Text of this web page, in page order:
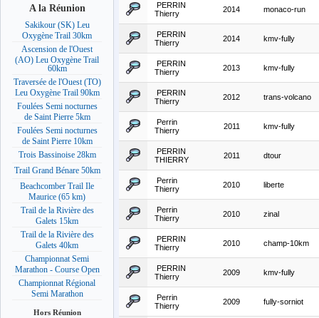
A la Réunion
Sakikour (SK) Leu
Oxygène Trail 30km
Ascension de l'Ouest
(AO) Leu Oxygène Trail
60km
Traversée de l'Ouest (TO)
Leu Oxygène Trail 90km
Foulées Semi nocturnes
de Saint Pierre 5km
Foulées Semi nocturnes
de Saint Pierre 10km
Trois Bassinoise 28km
Trail Grand Bénare 50km
Beachcomber Trail Ile
Maurice (65 km)
Trail de la Rivière des
Galets 15km
Trail de la Rivière des
Galets 40km
Championnat Semi
Marathon - Course Open
Championnat Régional
Semi Marathon
Hors Réunion
PERRIN
Thierry
2014 monaco-run
PERRIN
Thierry
2014 kmv-fully
PERRIN
Thierry
2013 kmv-fully
PERRIN
Thierry
2012 trans-volcano
Perrin
Thierry
2011 kmv-fully
PERRIN
THIERRY
2011 dtour
Perrin
Thierry
2010 liberte
Perrin
Thierry
2010 zinal
PERRIN
Thierry
2010 champ-10km
PERRIN
Thierry
2009 kmv-fully
Perrin
Thierry
2009 fully-sorniot